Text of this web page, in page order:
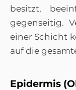
besitzt,
gegenseitig.
einer Schicht
auf die
Epidermis